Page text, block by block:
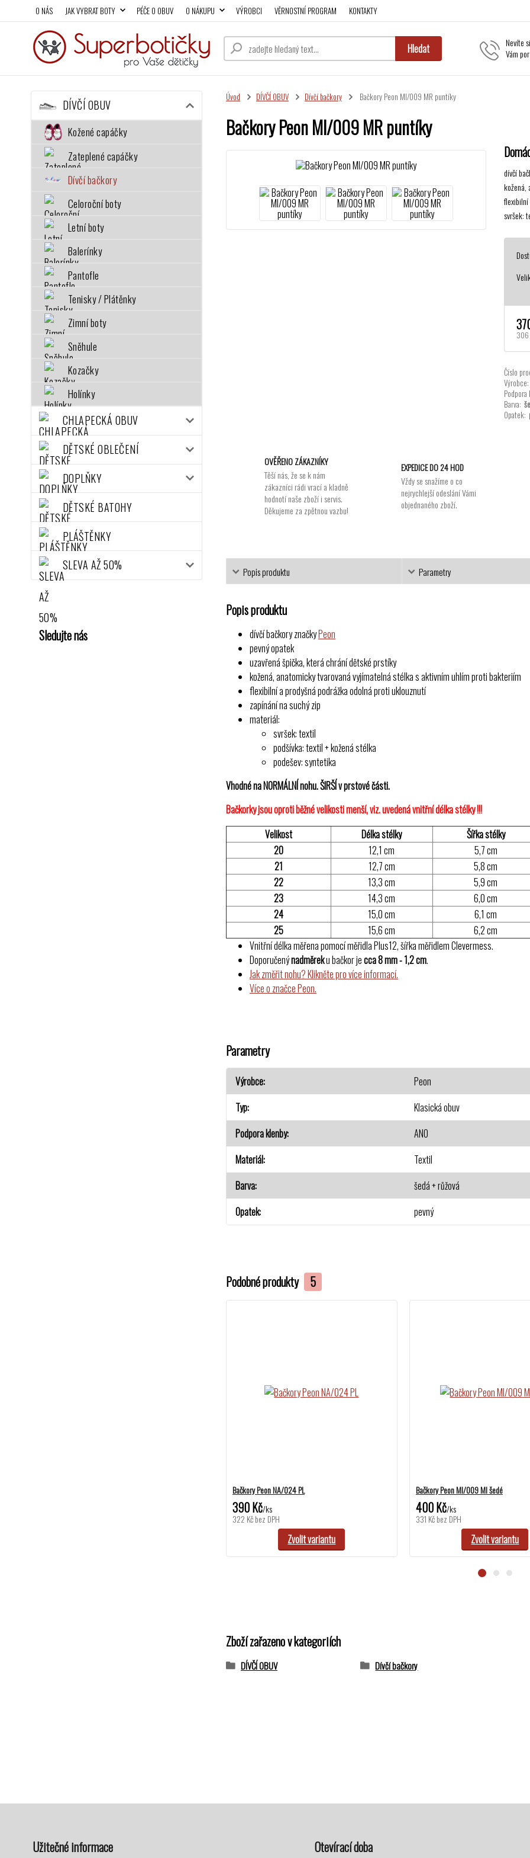
O NÁS JAK VYBRAT BOTY PÉČE O OBUV O NÁKUPU VÝROBCI VĚRNOSTNÍ PROGRAM KONTAKTY
Hledat
Nevíte
Vám
DÍVČÍ OBUV
Kožené capáčky
Zateplené capáčky
Dívčí bačkory
Celoroční boty
Letní boty
Balerínky
Pantofle
Tenisky / Plátěnky
Zimní boty
Sněhule
Kozačky
Holínky
CHLAPECKÁ OBUV
DĚTSKÉ OBLEČENÍ
DOPLŇKY
DĚTSKÉ BATOHY
PLÁŠTĚNKY
SLEVA AŽ 50%
Sledujte nás
Úvod DÍVČÍ OBUV Dívčí bačkory Bačkory Peon MI/009 MR puntíky
Bačkory Peon MI/009 MR puntíky
dívčí
kožená,
flexibilní
svršek:
306
Číslo
Výrobce:
Barva:
Opatek:
OVĚŘENO ZÁKAZNÍKY
Těší nás, že se k nám
zákazníci rádi vrací a kladně
hodnotí naše zboží i servis.
Děkujeme za zpětnou vazbu!
EXPEDICE DO 24 HOD
Vždy se snažíme o co
nejrychlejší odeslání Vámi
objednaného zboží.
Popis produktu Parametry
Popis produktu
dívčí bačkory značkyPeon
pevný opatek
uzavřená špička, která chrání dětské prstíky
kožená, anatomicky tvarovaná vyjímatelná stélka s aktivním uhlím proti bakteriím
flexibilní a prodyšná podrážka odolná proti uklouznutí
zapínání na suchý zip
materiál:
svršek: textil
podšívka: textil + kožená stélka
podešev: syntetika
Vhodné na NORMÁLNÍ nohu. ŠIRŠÍ v prstové části.
Bačkorky jsou oproti běžné velikosti menší, viz. uvedená vnitřní délka stélky !!!
Velikost
Délka stélky
Šířka stélky
20
12,1 cm
5,7 cm
21
12,7 cm
5,8 cm
22
13,3 cm
5,9 cm
23
14,3 cm
6,0 cm
24
15,0 cm
6,1 cm
25
15,6 cm
6,2 cm
Vnitřní délka měřena pomocí měřidla Plus12, šířka měřidlem Clevermess.
Doporučenýnadměreku bačkor jecca 8 mm - 1,2 cm.
Jak změřit nohu? Klikněte pro více informací.
Více o značce Peon.
Parametry
Výrobce
Peon
Typ
Klasická obuv
Podpora klenby
ANO
Materiál
Textil
Barva
šedá + růžová
Opatek
pevný
Podobné produkty 5
Bačkory Peon NA/024 PL
390 Kč/ks
322 Kčbez DPH
Zvolit variantu
Bačkory Peon MI/009 MI šedé
400 Kč/ks
331 Kčbez DPH
Zvolit variantu
Zboží zařazeno v kategoriích
DÍVČÍ OBUV Dívčí bačkory
Užitečné informace Otevírací doba